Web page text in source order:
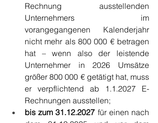
Rechnung ausstellenden
Unternehmers im
vorangegangenen Kalenderjahr
nicht mehr als 800 000 € betragen
hat – wenn also der leistende
Unternehmer in 2026 Umsätze
größer 800 000 € getätigt hat, muss
er verpflichtend ab 1.1.2027 E-
Rechnungen ausstellen;
bis zum 31.12.2027 für einen nach